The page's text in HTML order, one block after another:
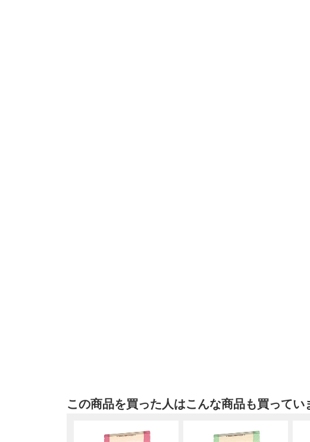
この商品を買った人はこんな商品も買ってい